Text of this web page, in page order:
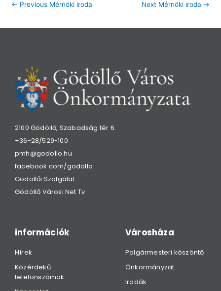
← Previous Mérnöki iroda Next Mérnöki iroda →
2100 Gödöllő, Szabadság tér 6.
+36-28/529-100
pmh@godollo.hu
facebook.com/godollo
Gödöllői Szolgálat
Gödöllő Városi Net Tv
információk
Hírek
Közérdekű
telefonszámok
Városháza
Polgármesteri köszöntő
Önkormányzat
Irodák